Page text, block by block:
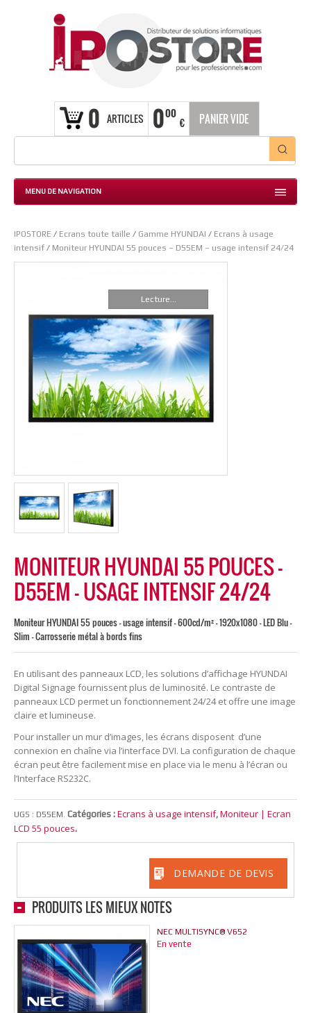
0 ARTICLES 000
€ PANIER VIDE
MENU DE NAVIGATION
IPOSTORE / Ecrans toute taille / Gamme HYUNDAI / Ecrans à usage
intensif / Moniteur HYUNDAI 55 pouces – D55EM – usage intensif 24/24
Lecture...
MONITEUR HYUNDAI 55 POUCES –
D55EM – USAGE INTENSIF 24/24
Moniteur HYUNDAI 55 pouces - usage intensif - 600cd/m² - 1920x1080 - LED Blu -
Slim - Carrosserie métal à bords fins
En utilisant des panneaux LCD, les solutions d’affichage HYUNDAI
Digital Signage fournissent plus de luminosité. Le contraste de
panneaux LCD permet un fonctionnement 24/24 et offre une image
claire et lumineuse.
Pour installer un mur d’images, les écrans disposent d’une
connexion en chaîne via l’interface DVI. La configuration de chaque
écran peut être facilement mise en place via le menu à l’écran ou
l’Interface RS232C.
UGS : D55EM Catégories : Ecrans à usage intensif, Moniteur | Ecran
LCD 55 pouces.
DEMANDE DE DEVIS
PRODUITS LES MIEUX NOTÉS
NEC MULTISYNC® V652
En vente